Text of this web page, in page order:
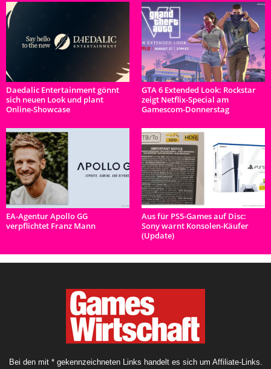
Daedalic Entertainment gönnt
sich neuen Look und plant
Online-Showcase
GTA 6 Extended Look: Rockstar
zeigt Netflix-Special am
Gamescom-Donnerstag
EA-Agentur Apollo GG
verpflichtet Franz Mann
Aus für PS5-Games auf Disc:
Sony warnt Konsolen-Käufer
(Update)
Bei den mit * gekennzeichneten Links handelt es sich um Affiliate-Links.